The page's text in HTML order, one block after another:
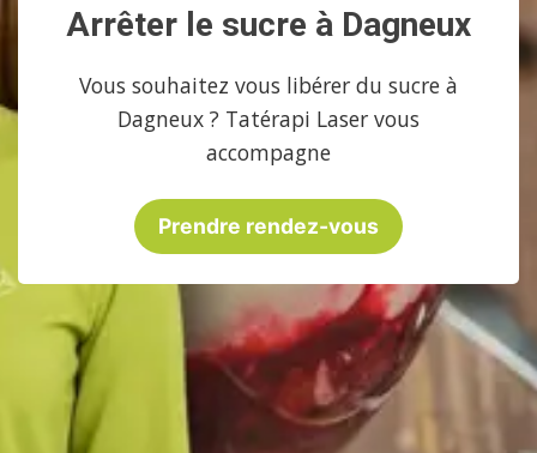
Arrêter le sucre à Dagneux
Vous souhaitez vous libérer du sucre à
Dagneux ? Tatérapi Laser vous
accompagne
Prendre rendez-vous